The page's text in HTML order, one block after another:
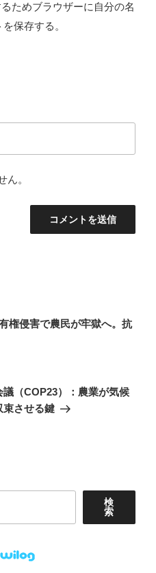
ためブラウザーに自分の名
保存する。
ん。
権侵害で農民が牢獄へ。抗
（COP23）：農業が気候
束させる鍵
検
索